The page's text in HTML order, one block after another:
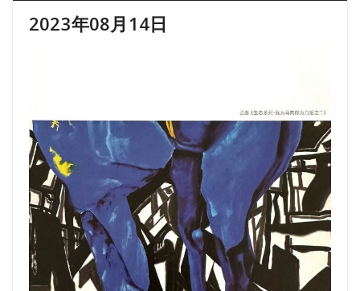
2023年08月14日